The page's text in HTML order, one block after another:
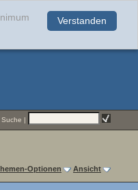
Verstanden
Suche |
Optionen Ansicht